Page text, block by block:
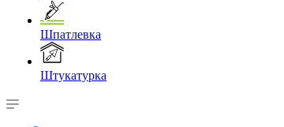
Шпатлевка
Штукатурка